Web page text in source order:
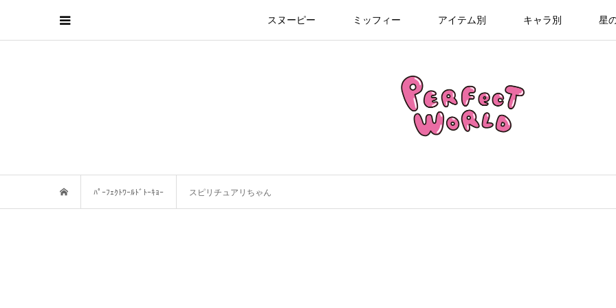
スヌーピー ミッフィー アイテム別 キャラ別 星
ﾊﾟｰﾌｪｸﾄﾜｰﾙﾄﾞﾄｰｷｮｰ スピリチュアリちゃん